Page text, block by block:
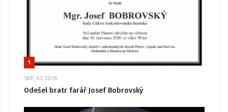
1
SRP, 03 2026
Odešel bratr farář Josef Bobrovský